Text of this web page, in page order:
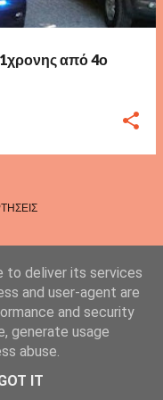
από 4ο
to deliver its services
and user-agent are
and security
generate usage
abuse.
IT